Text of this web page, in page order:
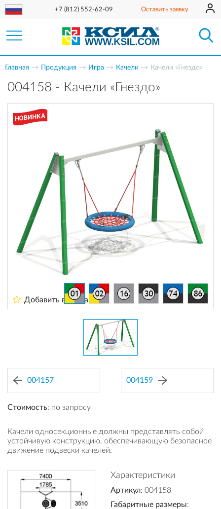
+7 (812) 552-62-09 Оставить заявку
Главная Продукция Игра Качели Качели «Гнездо»
004158 - Качели «Гнездо»
Добавить в избранное
004157 004159
Стоимость: по запросу
Качели односекционные должны представлять собой
устойчивую конструкцию, обеспечивающую безопасное
движение подвески качелей.
Характеристики
Артикул: 004158
Габаритные размеры: